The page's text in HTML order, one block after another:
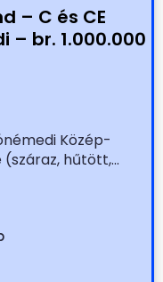
– C és CE
– br. 1.000.000
Közép-
hűtött,...